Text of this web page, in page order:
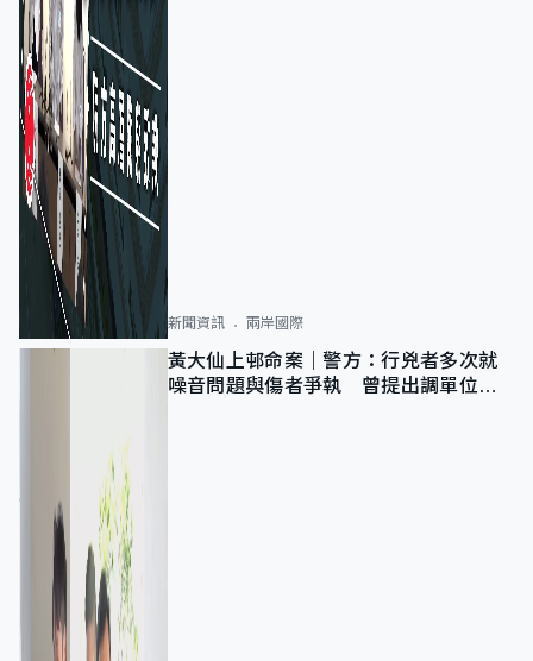
新聞資訊 兩岸國際
黃大仙上邨命案｜警方：行兇者多次就
噪音問題與傷者爭執 曾提出調單位已